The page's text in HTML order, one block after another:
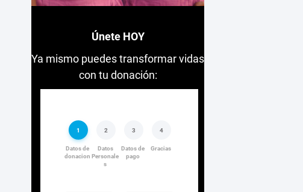
Únete HOY
Ya mismo puedes transformar vidas
con tu donación: